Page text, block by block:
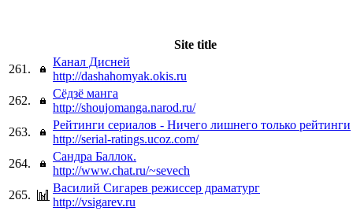
Site title
261.
Канал Дисней
http://dashahomyak.okis.ru
262.
Сёдзё манга
http://shoujomanga.narod.ru/
263.
Рейтинги сериалов - Ничего лишнего только рейтинги
http://serial-ratings.ucoz.com/
264.
Сандра Баллок.
http://www.chat.ru/~sevech
265.
Василий Сигарев режиссер драматург
http://vsigarev.ru